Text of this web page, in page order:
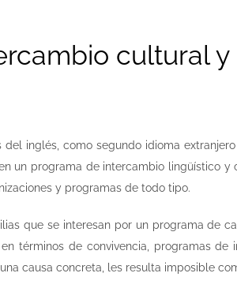
cultural
del inglés, como segundo idioma
un programa de intercambio lingüístico
y programas de todo tipo.
que se interesan por un programa de
términos de convivencia, programas
causa concreta, les resulta imposible